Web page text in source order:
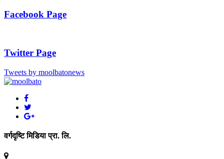
Facebook Page
Twitter Page
Tweets by moolbatonews
वर्गदृष्टि मिडिया प्रा. लि.